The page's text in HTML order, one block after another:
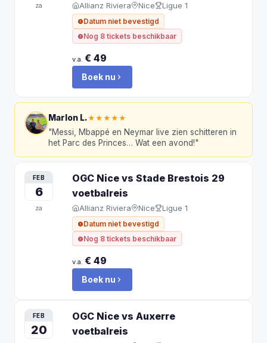
za Allianz Riviera Nice Ligue 1
Datum niet bevestigd
Nog 8 tickets beschikbaar
v.a. € 49
Boek nu
Marlon L.★★★★★
"Messi, Mbappé en Neymar live zien schitteren in
het Parc des Princes… Wat een avond!"
FEB
6
za
OGC Nice vs Stade Brestois 29
voetbalreis
Allianz Riviera Nice Ligue 1
Datum niet bevestigd
Nog 8 tickets beschikbaar
v.a. € 49
Boek nu
FEB
20
OGC Nice vs Auxerre
voetbalreis